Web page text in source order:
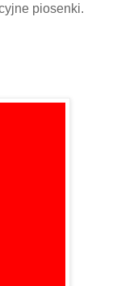
piosenki.